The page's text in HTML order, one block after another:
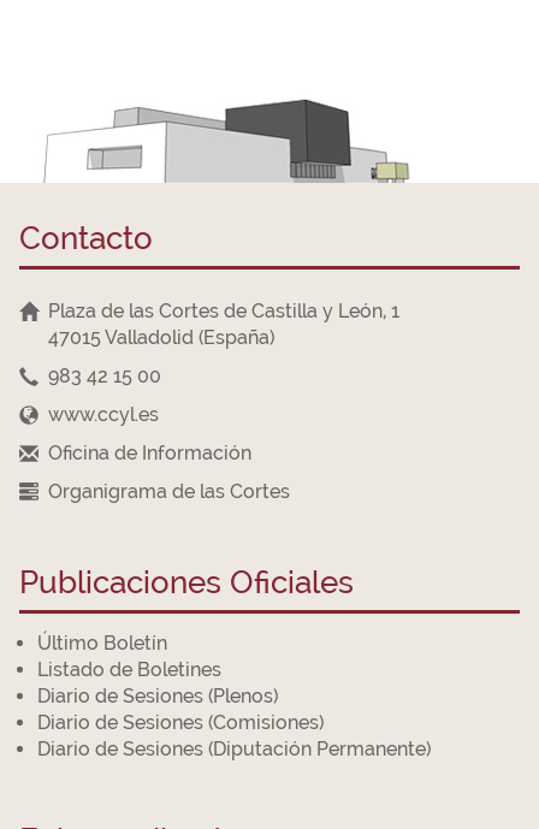
Contacto
Plaza de las Cortes de Castilla y León, 1
47015 Valladolid (España)
983 42 15 00
www.ccyl.es
Oficina de Información
Organigrama de las Cortes
Publicaciones Oficiales
Último Boletín
Listado de Boletines
Diario de Sesiones (Plenos)
Diario de Sesiones (Comisiones)
Diario de Sesiones (Diputación Permanente)